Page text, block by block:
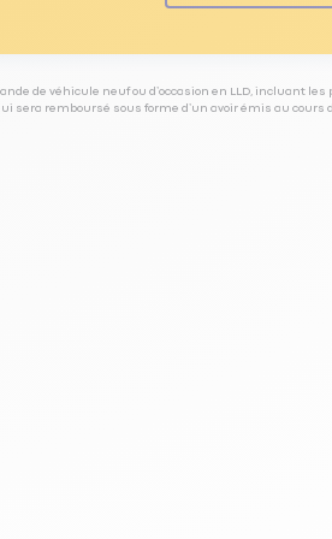
de véhicule neuf ou d’occasion en LLD, incluant
sera remboursé sous forme d’un avoir émis au cours